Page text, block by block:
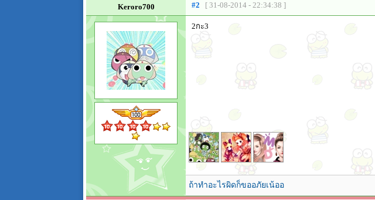
Keroro700 #2 [ 31-08-2014 - 22:34:38 ]
2กะ3
ถ้าทำอะไรผิดก็ขออภัยเน้ออ